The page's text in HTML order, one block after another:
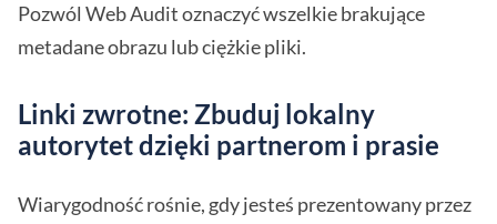
Pozwól Web Audit oznaczyć wszelkie brakujące
metadane obrazu lub ciężkie pliki.
Linki zwrotne: Zbuduj lokalny
autorytet dzięki partnerom i prasie
Wiarygodność rośnie, gdy jesteś prezentowany przez